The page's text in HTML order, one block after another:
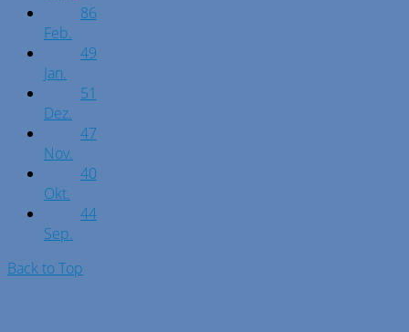
86
Feb.
49
Jan.
51
Dez.
47
Nov.
40
Okt.
44
Sep.
Back to Top